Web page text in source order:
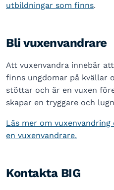
utbildningar som finns.
Bli vuxenvandrare
Att vuxenvandra innebär
finns ungdomar på kvällar
stöttar och är en vuxen
skapar en tryggare och
Läs mer om
en vuxenvandrare.
Kontakta BIG